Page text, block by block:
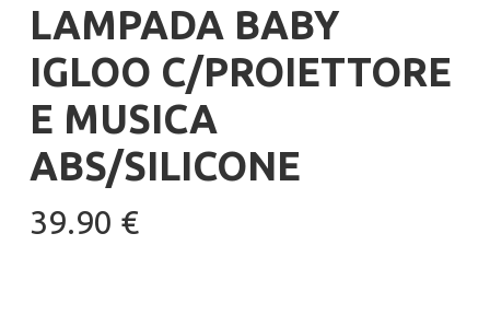
LAMPADA BABY
IGLOO C/PROIETTORE
E MUSICA
ABS/SILICONE
39.90 €